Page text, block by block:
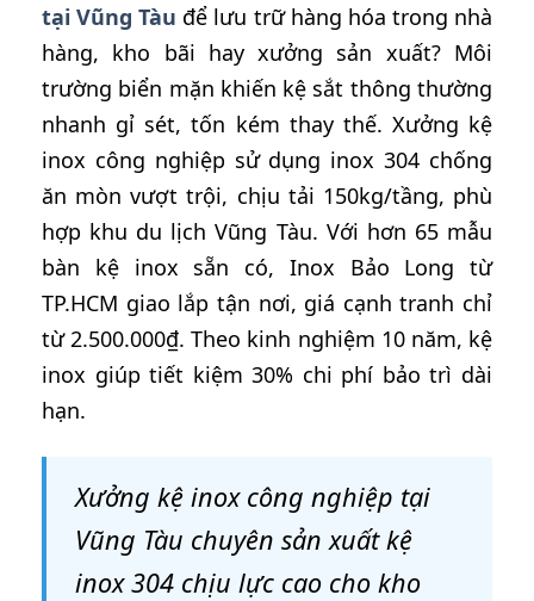
tại Vũng Tàu để lưu trữ hàng hóa trong nhà
hàng, kho bãi hay xưởng sản xuất? Môi
trường biển mặn khiến kệ sắt thông thường
nhanh gỉ sét, tốn kém thay thế. Xưởng kệ
inox công nghiệp sử dụng inox 304 chống
ăn mòn vượt trội, chịu tải 150kg/tầng, phù
hợp khu du lịch Vũng Tàu. Với hơn 65 mẫu
bàn kệ inox sẵn có, Inox Bảo Long từ
TP.HCM giao lắp tận nơi, giá cạnh tranh chỉ
từ 2.500.000₫. Theo kinh nghiệm 10 năm, kệ
inox giúp tiết kiệm 30% chi phí bảo trì dài
hạn.
Xưởng kệ inox công nghiệp tại
Vũng Tàu chuyên sản xuất kệ
inox 304 chịu lực cao cho kho